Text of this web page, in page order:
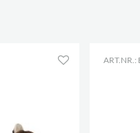
ART.NR.: